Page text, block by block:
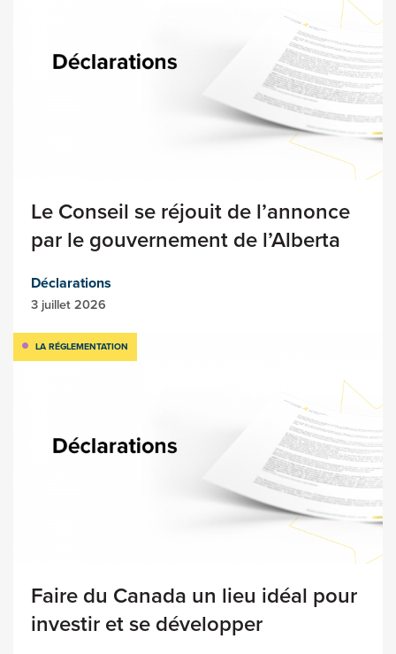
Le Conseil se réjouit de l’annonce
par le gouvernement de l’Alberta
Déclarations
3 juillet 2026
LA RÉGLEMENTATION
Faire du Canada un lieu idéal pour
investir et se développer